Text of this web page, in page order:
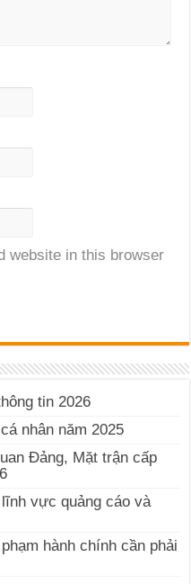
website in this browser
tin 2026
nhân năm 2025
Đảng, Mặt trận cấp
vực quảng cáo và
hành chính cần phải